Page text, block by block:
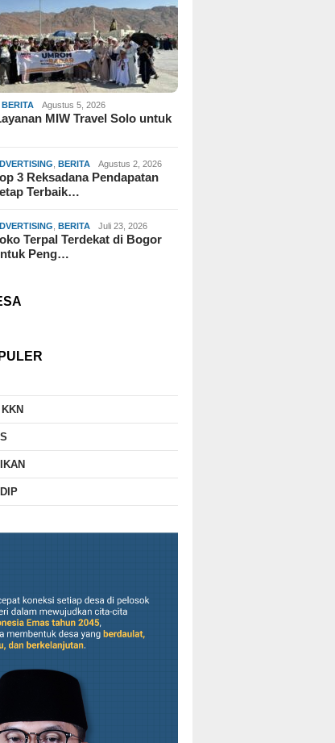
,BERITA Agustus 5, 2026
MIW Travel Solo untuk
,BERITA Agustus 2, 2026
3 Reksadana Pendapatan
Terbaik…
,BERITA Juli 23, 2026
Terpal Terdekat di Bogor
Peng…